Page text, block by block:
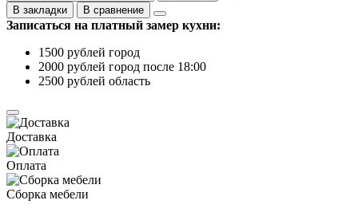
В закладки
В сравнение
Записаться на платный замер кухни:
1500 рублей город
2000 рублей город после 18:00
2500 рублей область
Доставка
Оплата
Сборка мебели